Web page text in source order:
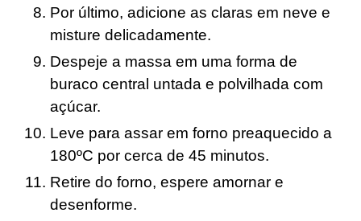
Por último, adicione as claras em neve e
misture delicadamente.
Despeje a massa em uma forma de
buraco central untada e polvilhada com
açúcar.
Leve para assar em forno preaquecido a
180ºC por cerca de 45 minutos.
Retire do forno, espere amornar e
desenforme.